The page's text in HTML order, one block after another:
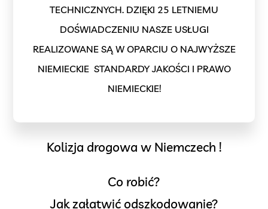
TECHNICZNYCH. DZIĘKI 25 LETNIEMU
DOŚWIADCZENIU NASZE USŁUGI
REALIZOWANE SĄ W OPARCIU O NAJWYŻSZE
NIEMIECKIE STANDARDY JAKOŚCI I PRAWO
NIEMIECKIE!
Kolizja drogowa w Niemczech !
Co robić?
Jak załatwić odszkodowanie?